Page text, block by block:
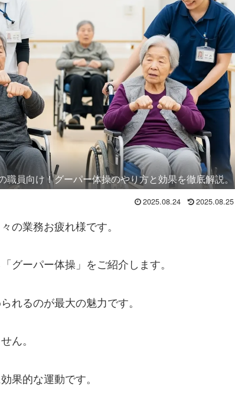
職員向け！グーパー体操のやり方と効果を徹底解説。
2025.08.24 2025.08.25
の業務お疲れ様です。
グーパー体操」をご紹介します。
れるのが最大の魅力です。
ん。
果的な運動です。